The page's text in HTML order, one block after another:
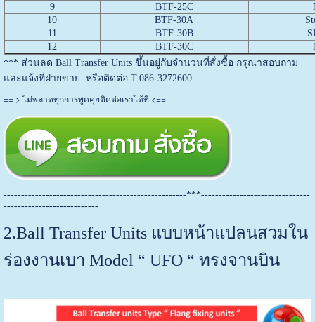
9
BTF-25C
10
BTF-30A
11
BTF-30B
12
BTF-30C
*** ส่วนลด Ball Transfer Units ขึ้นอยู่กับจำนวนที่สั่งซื้อ กรุณาสอบถาม
และแจ้งที่ฝ่ายขาย หรือติดต่อ T.086-3272600
== >ไม่พลาดทุกการพูดคุยติดต่อเราได้ที่ <==
----------------------------------------------------***-------------------------------
---------------------------
2.Ball Transfer Units แบบหน้าแปลนสวมใน
ร่องงานเบา Model “ UFO “ ทรงจานบิน